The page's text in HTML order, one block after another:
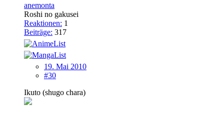
anemonta
Roshi no gakusei
Reaktionen: 1
Beiträge: 317
19. Mai 2010
#30
Ikuto (shugo chara)